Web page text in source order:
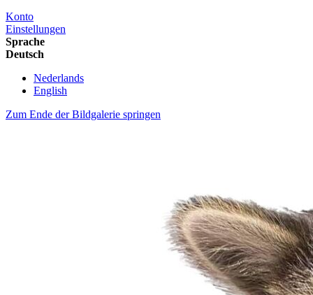
Konto
Einstellungen
Sprache
Deutsch
Nederlands
English
Zum Ende der Bildgalerie springen